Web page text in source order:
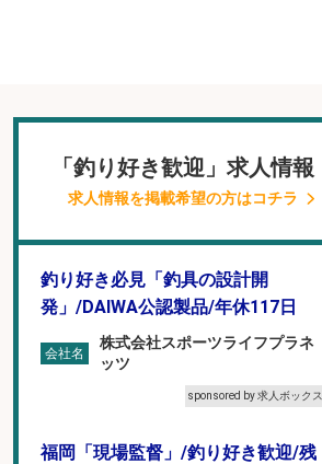
「釣り好き歓迎」求人情報
求人情報を掲載希望の方はコチラ
釣り好き必見「釣具の設計開
発」/DAIWA公認製品/年休117日
会社名
株式会社スポーツライフプラネ
ッツ
sponsored by 求人ボックス
福岡「現場監督」/釣り好き歓迎/残